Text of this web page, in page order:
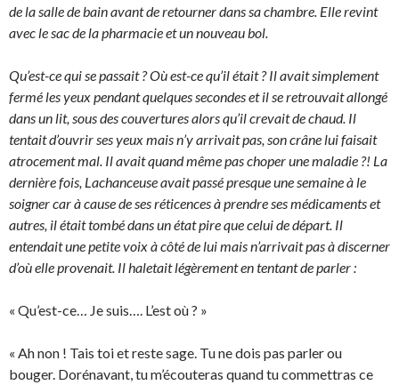
de la salle de bain avant de retourner dans sa chambre. Elle revint
avec le sac de la pharmacie et un nouveau bol.
Qu’est-ce qui se passait ? Où est-ce qu’il était ? Il avait simplement
fermé les yeux pendant quelques secondes et il se retrouvait allongé
dans un lit, sous des couvertures alors qu’il crevait de chaud. Il
tentait d’ouvrir ses yeux mais n’y arrivait pas, son crâne lui faisait
atrocement mal. Il avait quand même pas choper une maladie ?! La
dernière fois, Lachanceuse avait passé presque une semaine à le
soigner car à cause de ses réticences à prendre ses médicaments et
autres, il était tombé dans un état pire que celui de départ. Il
entendait une petite voix à côté de lui mais n’arrivait pas à discerner
d’où elle provenait. Il haletait légèrement en tentant de parler :
« Qu’est-ce… Je suis…. L’est où ? »
« Ah non ! Tais toi et reste sage. Tu ne dois pas parler ou
bouger. Dorénavant, tu m’écouteras quand tu commettras ce